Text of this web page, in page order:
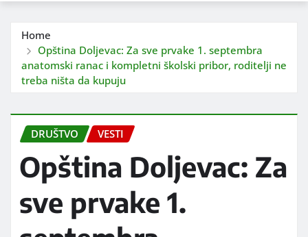
Home
Opština Doljevac: Za sve prvake 1. septembra
anatomski ranac i kompletni školski pribor, roditelji ne
treba ništa da kupuju
DRUŠTVO VESTI
Opština Doljevac: Za
sve prvake 1.